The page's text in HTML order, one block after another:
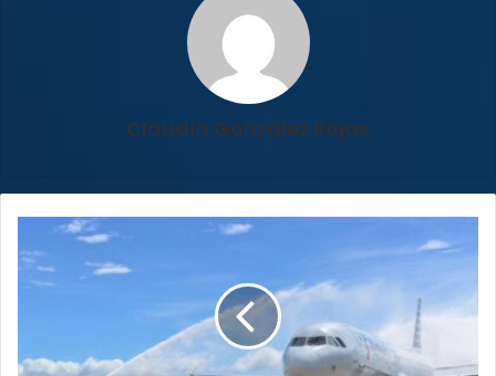
Claudia González Rojas
Aeropuerto
Daniel
Oduber
reparaciones